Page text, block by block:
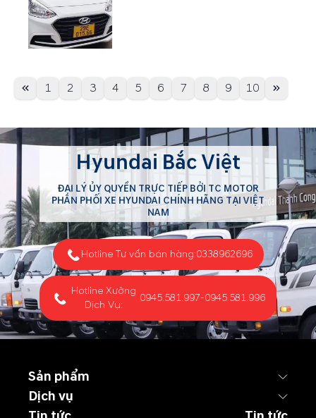
1 2 3 4 5 6 7 8 9 10
Hyundai Bắc Việt
ĐẠI LÝ ỦY QUYỀN TRỰC TIẾP BỞI TC MOTOR
PHÂN PHỐI XE HYUNDAI CHÍNH HÃNG TẠI VIỆT
NAM
Hotline Tư vấn bán hàng:0338962696
Hotline Xưởng
Dịch Vụ:
0945.581.997-0945.581.996
Sản phẩm
Dịch vụ